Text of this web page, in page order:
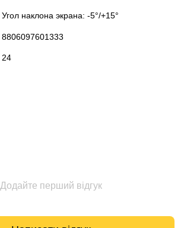
Угол наклона экрана: -5°/+15°
8806097601333
24
Додайте перший відгук